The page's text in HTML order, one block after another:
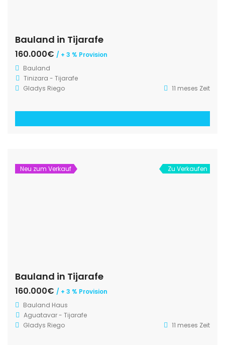
Bauland in Tijarafe
160.000€ / + 3 % Provision
Bauland
Tinizara - Tijarafe
Gladys Riego
11 meses Zeit
Neu zum Verkauf Zu Verkaufen
Bauland in Tijarafe
160.000€ / + 3 % Provision
Bauland Haus
Aguatavar - Tijarafe
Gladys Riego
11 meses Zeit